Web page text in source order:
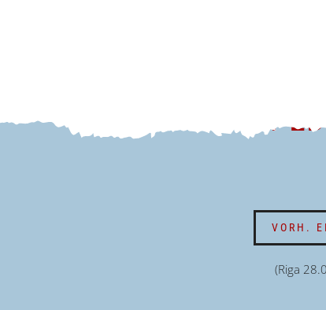
VORH.
(Riga